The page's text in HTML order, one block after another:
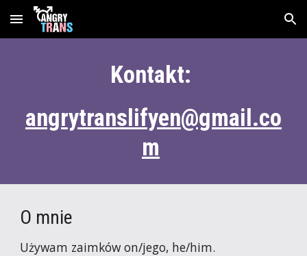
Skip to main content Skip to navigation
Kontakt:
angrytranslifyen@gmail.co
m
O mnie
Używam zaimków on/jego, he/him.